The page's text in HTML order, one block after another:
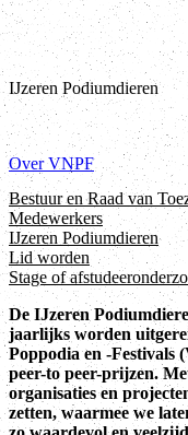
IJzeren Podiumdieren
Over VNPF
Bestuur en Raad van
Medewerkers
IJzeren Podiumdieren
Lid worden
Stage of
De IJzeren
jaarlijks worden
Poppodia en -Festivals
peer-to peer-prijzen.
organisaties en
zetten, waarmee we